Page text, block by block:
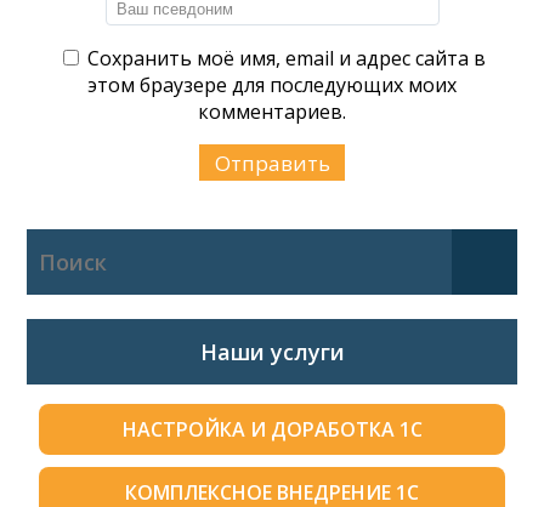
Сохранить моё имя, email и адрес сайта в
этом браузере для последующих моих
комментариев.
Наши услуги
НАСТРОЙКА И ДОРАБОТКА 1С
КОМПЛЕКСНОЕ ВНЕДРЕНИЕ 1С